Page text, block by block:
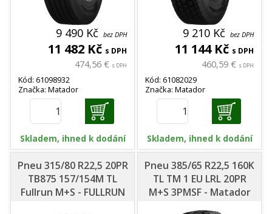
9 490 Kč bez DPH
11 482 Kč s DPH
474,56 € s DPH
Kód: 61098932
Značka: Matador
Skladem, ihned k dodání
9 210 Kč bez DPH
11 144 Kč s DPH
460,59 € s DPH
Kód: 61082029
Značka: Matador
Skladem, ihned k dodání
Pneu 315/80 R22,5 20PR
TB875 157/154M TL
Fullrun M+S - FULLRUN
Pneu 385/65 R22,5 160K
TL TM 1 EU LRL 20PR
M+S 3PMSF - Matador